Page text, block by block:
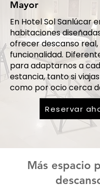
Mayor
En Hotel Sol Sanlúcar
habitaciones
ofrecer descanso
funcionalidad.
para adaptarnos a
estancia, tanto si
como por ocio cerca
Reservar
Más espacio